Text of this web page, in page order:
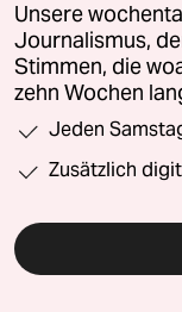
Unsere
Journalismus,
Stimmen, die
zehn Wochen
Jeden
Zusätzlich